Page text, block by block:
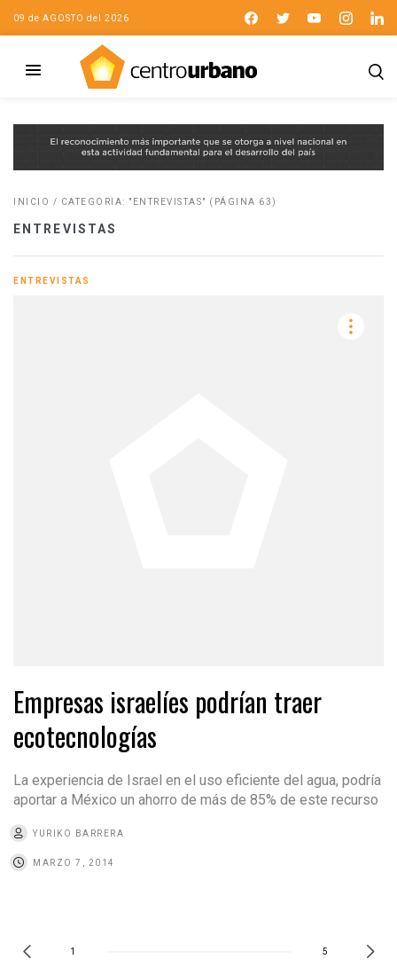
09 de AGOSTO del 2026
INICIO / CATEGORIA: "ENTREVISTAS" (PÁGINA 63)
ENTREVISTAS
ENTREVISTAS
Empresas israelíes podrían traer
ecotecnologías
La experiencia de Israel en el uso eficiente del agua, podría
aportar a México un ahorro de más de 85% de este recurso
YURIKO BARRERA
MARZO 7, 2014
1 5